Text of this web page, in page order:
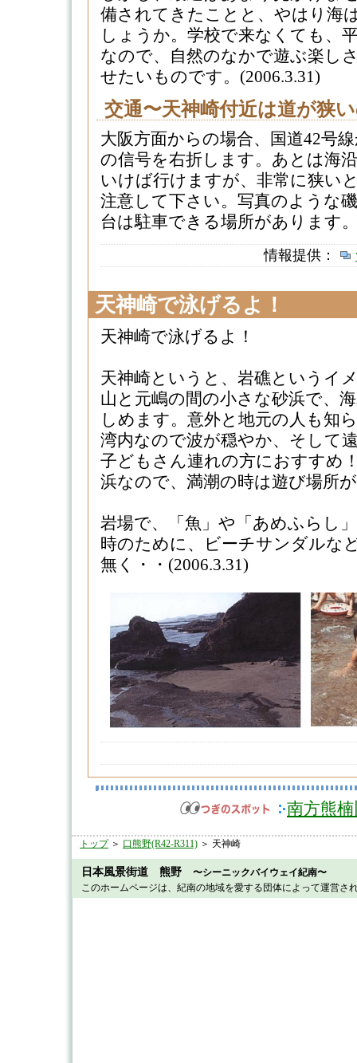
備されてきたことと、やはり海
しょうか。学校で来なくても、
なので、自然のなかで遊ぶ楽し
せたいものです。(2006.3.31)
交通〜天神崎付近は道が狭
大阪方面からの場合、国道42号
の信号を右折します。あとは海
いけば行けますが、非常に狭い
注意して下さい。写真のような
台は駐車できる場所があります
情報提供：
天神崎で泳げるよ！
天神崎で泳げるよ！
天神崎というと、岩礁というイ
山と元嶋の間の小さな砂浜で、
しめます。意外と地元の人も知
湾内なので波が穏やか、そして
子どもさん連れの方におすすめ
浜なので、満潮の時は遊び場所
岩場で、「魚」や「あめふらし
時のために、ビーチサンダルな
無く・・(2006.3.31)
南方熊
トップ＞ 口熊野(R42-R311) ＞ 天神崎
日本風景街道 熊野 〜シーニックバイウェイ紀南〜
このホームページは、紀南の地域を愛する団体によって運営さ